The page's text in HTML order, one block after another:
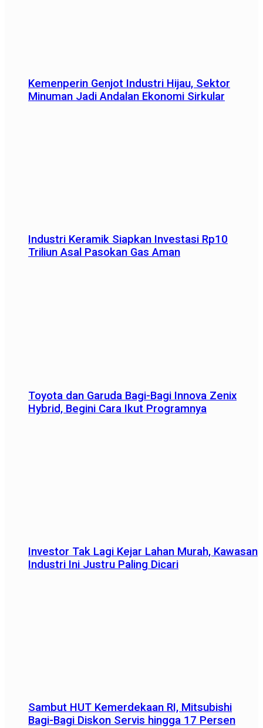
Kemenperin Genjot Industri Hijau, Sektor
Minuman Jadi Andalan Ekonomi Sirkular
Industri Keramik Siapkan Investasi Rp10
Triliun Asal Pasokan Gas Aman
Toyota dan Garuda Bagi-Bagi Innova Zenix
Hybrid, Begini Cara Ikut Programnya
Investor Tak Lagi Kejar Lahan Murah, Kawasan
Industri Ini Justru Paling Dicari
Sambut HUT Kemerdekaan RI, Mitsubishi
Bagi-Bagi Diskon Servis hingga 17 Persen